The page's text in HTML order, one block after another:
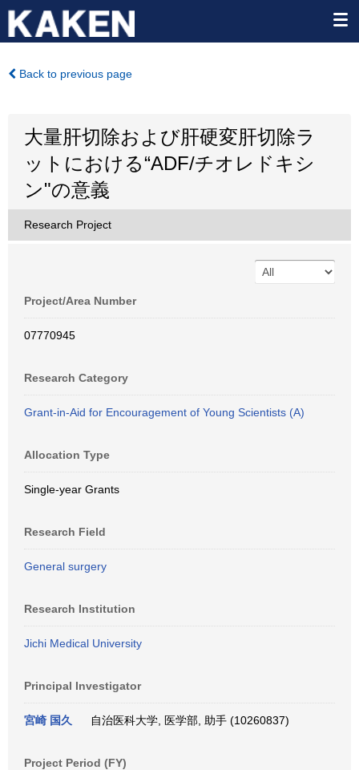
Back to previous page
大量肝切除および肝硬変肝切除ラ
ットにおける“ADF/チオレドキシ
ン"の意義
Research Project
Project/Area Number
07770945
Research Category
Grant-in-Aid for Encouragement of Young Scientists (A)
Allocation Type
Single-year Grants
Research Field
General surgery
Research Institution
Jichi Medical University
Principal Investigator
宮崎 国久 自治医科大学, 医学部, 助手 (10260837)
Project Period (FY)